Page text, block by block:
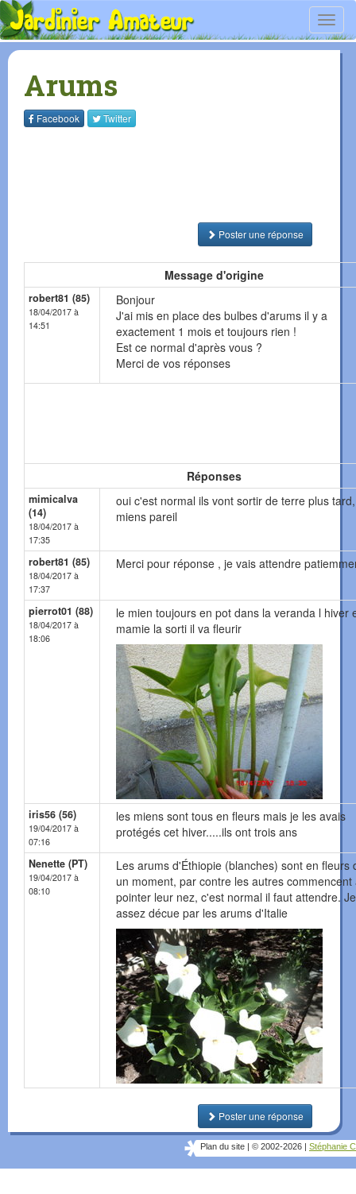
Arums
Facebook Twitter
Poster une réponse
Message d'origine
robert81 (85)
18/04/2017 à
14:51
Bonjour
J'ai mis en place des bulbes d'arums il y a
exactement 1 mois et toujours rien !
Est ce normal d'après vous ?
Merci de vos réponses
Réponses
mimicalva
(14)
18/04/2017 à
17:35
oui c'est normal ils vont sortir de terre plus
miens pareil
robert81 (85)
18/04/2017 à
17:37
Merci pour réponse , je vais attendre
pierrot01 (88)
18/04/2017 à
18:06
le mien toujours en pot dans la veranda l hiver
mamie la sorti il va fleurir
iris56 (56)
19/04/2017 à
07:16
les miens sont tous en fleurs mais je les avais
protégés cet hiver.....ils ont trois ans
Nenette (PT)
19/04/2017 à
08:10
Les arums d'Éthiopie (blanches) sont en fleurs
un moment, par contre les autres commencent
pointer leur nez, c'est normal il faut attendre.
assez décue par les arums d'Italie
Poster une réponse
Plan du site © 2002-2026 Stéphanie C